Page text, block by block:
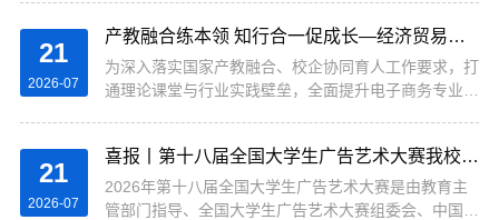
办。陕西科技大学镐京学院学生处副处长唐鹏程、教务
处副处长刘晓庆，经济贸易学院数字贸易系主任杨哲副
教授、物流系主任蔡晓华副教授、国际经济与贸易专业
21
2026-07
产教融合练本领 知行合一促成长—经济贸易学院电子商务专业赴陕西伊泽钎星文化传媒开展生产实习
为深入落实国家产教融合、校企协同育人工作要求，打
通理论课堂与行业实践壁垒，全面提升电子商务专业学
升本B2501学生分两批前往陕西伊泽钎星文化传媒有限
公司开展集中生产实习，以真实电商运营场景为实训课
堂，推动专业教学与行业岗位需求精准对接。本次实习
21
2026-07
喜报丨第十八届全国大学生广告艺术大赛我校喜获省奖
2026年第十八届全国大学生广告艺术大赛是由教育主
管部门指导、全国大学生广告艺术大赛组委会、中国传